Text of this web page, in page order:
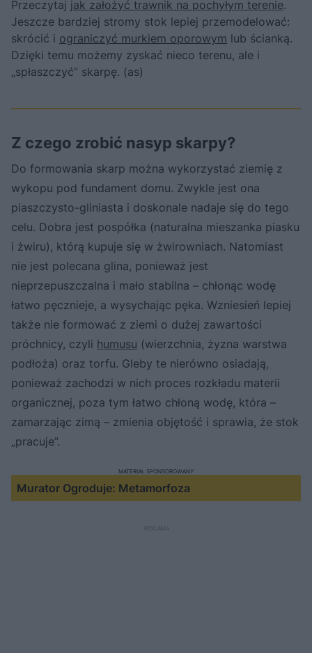
Przeczytaj jak założyć trawnik na pochyłym terenie.
Jeszcze bardziej stromy stok lepiej przemodelować:
skrócić i ograniczyć murkiem oporowym lub ścianką.
Dzięki temu możemy zyskać nieco terenu, ale i
„spłaszczyć” skarpę. (as)
Z czego zrobić nasyp skarpy?
Do formowania skarp można wykorzystać ziemię z
wykopu pod fundament domu. Zwykle jest ona
piaszczysto-gliniasta i doskonale nadaje się do tego
celu. Dobra jest pospółka (naturalna mieszanka piasku
i żwiru), którą kupuje się w żwirowniach. Natomiast
nie jest polecana glina, ponieważ jest
nieprzepuszczalna i mało stabilna – chłonąc wodę
łatwo pęcznieje, a wysychając pęka. Wzniesień lepiej
także nie formować z ziemi o dużej zawartości
próchnicy, czyli humusu (wierzchnia, żyzna warstwa
podłoża) oraz torfu. Gleby te nierówno osiadają,
ponieważ zachodzi w nich proces rozkładu materii
organicznej, poza tym łatwo chłoną wodę, która –
zamarzając zimą – zmienia objętość i sprawia, że stok
„pracuje”.
Murator Ogroduje: Metamorfoza
MATERIAŁ SPONSOROWANY